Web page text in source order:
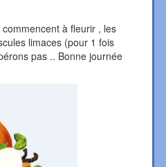
à fleurir , les
limaces (pour 1 fois
pas .. Bonne journée